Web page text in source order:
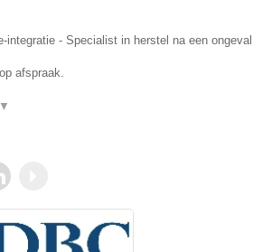
integratie - Specialist in herstel na een ongeval
afspraak.
▼